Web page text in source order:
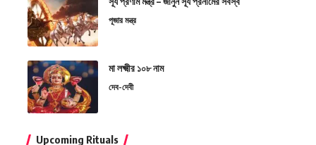
পূজার মন্ত্র
মা লক্ষ্মীর ১০৮ নাম
দেব-দেবী
Upcoming Rituals